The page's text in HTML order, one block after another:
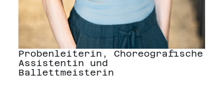
Probenleiterin, Choreografische
Assistentin und
Ballettmeisterin